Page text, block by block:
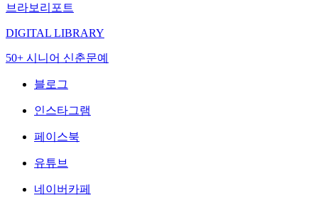
브라보리포트
DIGITAL LIBRARY
50+ 시니어 신춘문예
블로그
인스타그램
페이스북
유튜브
네이버카페